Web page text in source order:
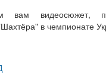
вам видеосюжет,
в чемпионате